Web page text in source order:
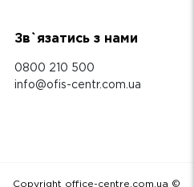
Зв`язатись з нами
0800 210 500
info@ofis-centr.com.ua
Copyright office-centre.com.ua ©